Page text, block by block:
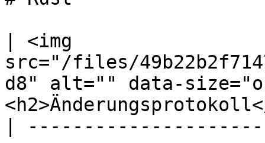
| <img
src="/files/
d8" alt="" data-
|